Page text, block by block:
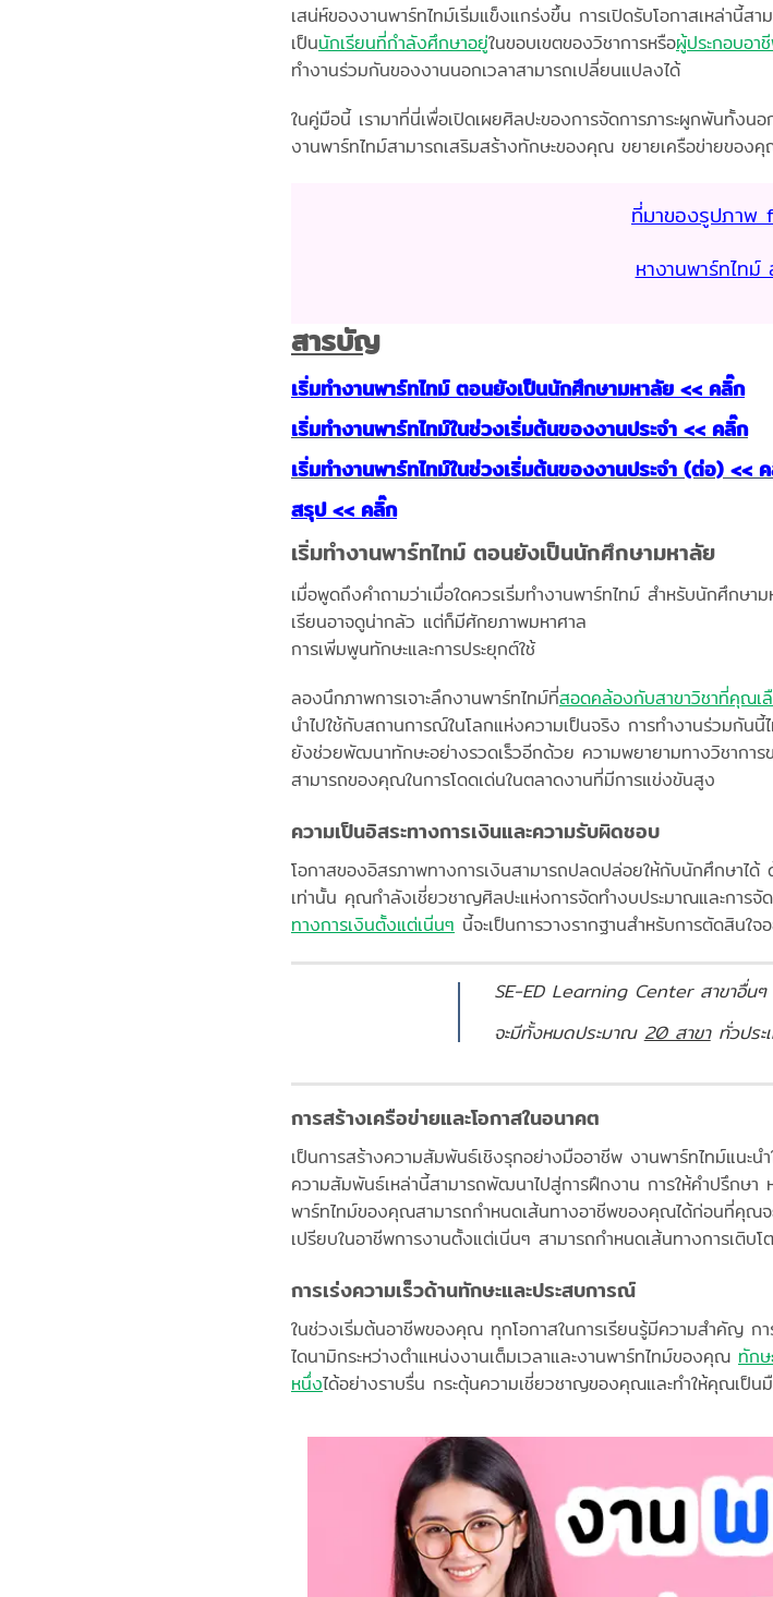
เสน่ห์ของงานพาร์ทไทม์เริ่มแข็งแกร่งขึ้น การเปิดรับโอกาสเหล่านี้
เป็นนักเรียนที่กำลังศึกษาอยู่ในขอบเขตของวิชาการหรือผู้ประกอบอ
ทำงานร่วมกันของงานนอกเวลาสามารถเปลี่ยนแปลงได้
ในคู่มือนี้ เรามาที่นี่เพื่อเปิดเผยศิลปะของการจัดการภาระผูกพันทั้งน
งานพาร์ทไทม์สามารถเสริมสร้างทักษะของคุณ ขยายเครือข่ายของ
ที่มาของรูปภาพ
หางานพาร์ทไทม์
สารบัญ
เริ่มทำงานพาร์ทไทม์ ตอนยังเป็นนักศึกษามหาลัย << คลิ๊ก
เริ่มทำงานพาร์ทไทม์ในช่วงเริ่มต้นของงานประจำ << คลิ๊ก
เริ่มทำงานพาร์ทไทม์ในช่วงเริ่มต้นของงานประจำ (ต่อ) <<
สรุป << คลิ๊ก
เริ่มทำงานพาร์ทไทม์ ตอนยังเป็นนักศึกษามหาลัย
เมื่อพูดถึงคำถามว่าเมื่อใดควรเริ่มทำงานพาร์ทไทม์ สำหรับนักศึกษ
เรียนอาจดูน่ากลัว แต่ก็มีศักยภาพมหาศาล
การเพิ่มพูนทักษะและการประยุกต์ใช้
ลองนึกภาพการเจาะลึกงานพาร์ทไทม์ที่สอดคล้องกับสาขาวิชาที่คุณเ
นำไปใช้กับสถานการณ์ในโลกแห่งความเป็นจริง การทำงานร่วมกั
ยังช่วยพัฒนาทักษะอย่างรวดเร็วอีกด้วย ความพยายามทางวิชากา
สามารถของคุณในการโดดเด่นในตลาดงานที่มีการแข่งขันสูง
ความเป็นอิสระทางการเงินและความรับผิดชอบ
โอกาสของอิสรภาพทางการเงินสามารถปลดปล่อยให้กับนักศึกษาได้
เท่านั้น คุณกำลังเชี่ยวชาญศิลปะแห่งการจัดทำงบประมาณและการ
ทางการเงินตั้งแต่เนิ่นๆ นี้จะเป็นการวางรากฐานสำหรับการตัดสินใ
SE-ED Learning Center สาขาอื่นๆ
จะมีทั้งหมดประมาณ20 สาขาทั่วประ
การสร้างเครือข่ายและโอกาสในอนาคต
เป็นการสร้างความสัมพันธ์เชิงรุกอย่างมืออาชีพ งานพาร์ทไทม์แนะ
ความสัมพันธ์เหล่านี้สามารถพัฒนาไปสู่การฝึกงาน การให้คำปรึกษา
พาร์ทไทม์ของคุณสามารถกำหนดเส้นทางอาชีพของคุณได้ก่อนที่คุณจ
เปรียบในอาชีพการงานตั้งแต่เนิ่นๆ สามารถกำหนดเส้นทางการเติบโ
การเร่งความเร็วด้านทักษะและประสบการณ์
ในช่วงเริ่มต้นอาชีพของคุณ ทุกโอกาสในการเรียนรู้มีความสำคัญ ก
ไดนามิกระหว่างตำแหน่งงานเต็มเวลาและงานพาร์ทไทม์ของคุณ ทักษ
หนึ่งได้อย่างราบรื่น กระตุ้นความเชี่ยวชาญของคุณและทำให้คุณเป็น